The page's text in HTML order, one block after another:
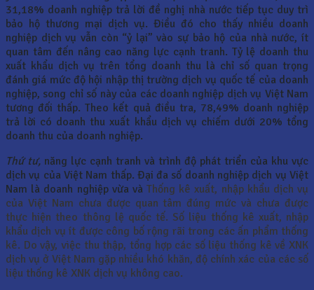
31,18% doanh nghiệp trả lời đề nghị nhà nước tiếp tục duy trì
bảo hộ thương mại dịch vụ. Điều đó cho thấy nhiều doanh
nghiệp dịch vụ vẫn còn “ỷ lại” vào sự bảo hộ của nhà nước, ít
quan tâm đến nâng cao năng lực cạnh tranh. Tỷ lệ doanh thu
xuất khẩu dịch vụ trên tổng doanh thu là chỉ số quan trọng
đánh giá mức độ hội nhập thị trường dịch vụ quốc tế của doanh
nghiệp, song chỉ số này của các doanh nghiệp dịch vụ Việt Nam
tương đối thấp. Theo kết quả điều tra, 78,49% doanh nghiệp
trả lời có doanh thu xuất khẩu dịch vụ chiếm dưới 20% tổng
doanh thu của doanh nghiệp.
Thứ tư, năng lực cạnh tranh và trình độ phát triển của khu vực
dịch vụ của Việt Nam thấp. Đại đa số doanh nghiệp dịch vụ Việt
Nam là doanh nghiệp vừa và Thống kê xuất, nhập khẩu dịch vụ
của Việt Nam chưa được quan tâm đúng mức và chưa được
thực hiện theo thông lệ quốc tế. Số liệu thống kê xuất, nhập
khẩu dịch vụ ít được công bố rộng rãi trong các ấn phẩm thống
kê. Do vậy, việc thu thập, tổng hợp các số liệu thống kê về XNK
dịch vụ ở Việt Nam gặp nhiều khó khăn, độ chính xác của các số
liệu thống kê XNK dịch vụ không cao.